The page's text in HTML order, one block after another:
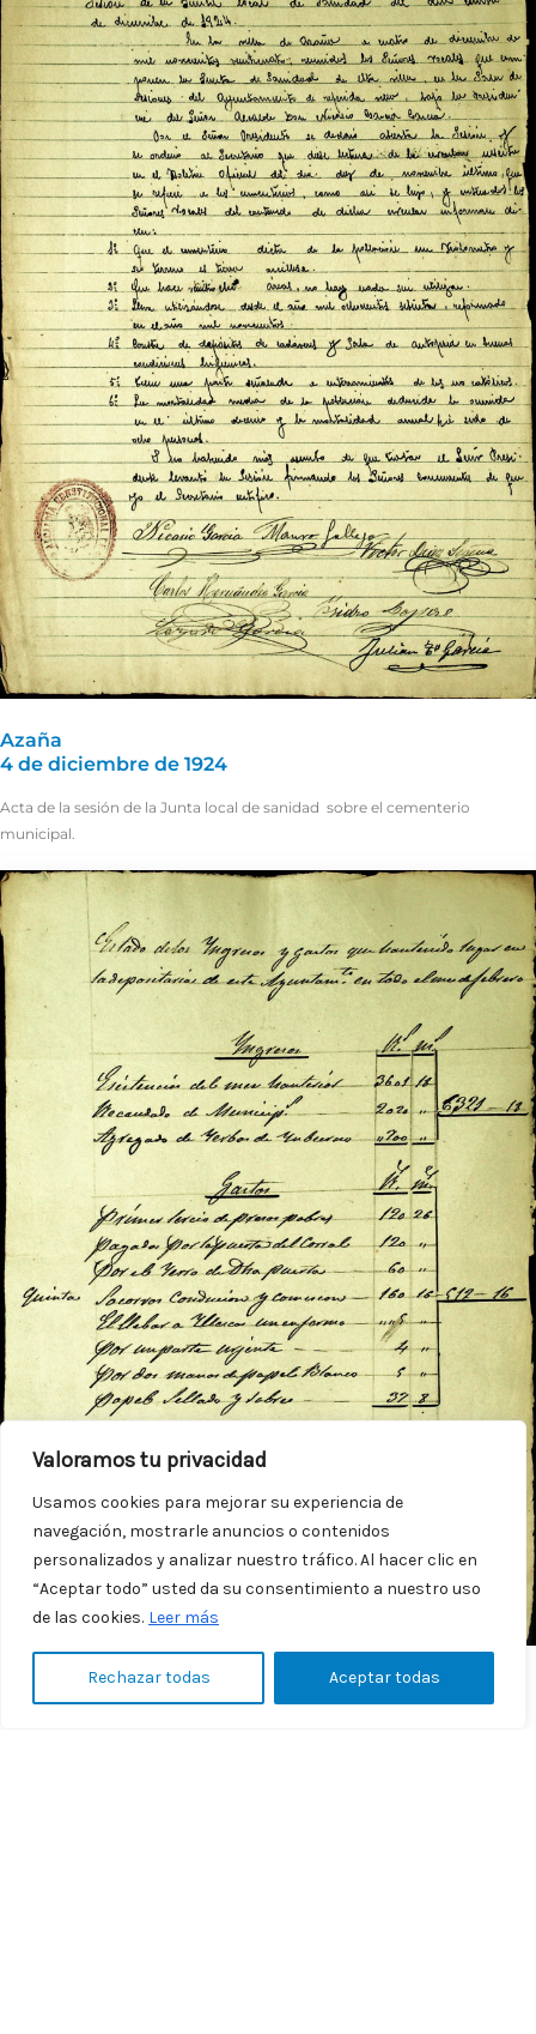
Valoramos tu privacidad
Usamos cookies para mejorar su experiencia de
navegación, mostrarle anuncios o contenidos
personalizados y analizar nuestro tráfico. Al hacer clic en
“Aceptar todo” usted da su consentimiento a nuestro uso
de las cookies. Leer más
Rechazar todas Aceptar todas
Azaña
4 de diciembre de 1924
Acta de la sesión de la Junta local de sanidad sobre el cementerio
municipal.
3 de marzo de 1861